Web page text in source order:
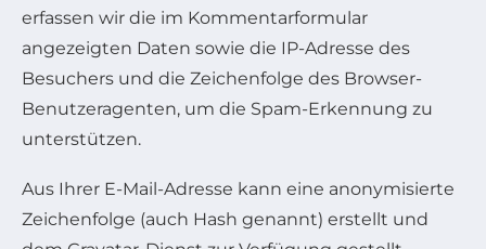
erfassen wir die im Kommentarformular
angezeigten Daten sowie die IP-Adresse des
Besuchers und die Zeichenfolge des Browser-
Benutzeragenten, um die Spam-Erkennung zu
unterstützen.
Aus Ihrer E-Mail-Adresse kann eine anonymisierte
Zeichenfolge (auch Hash genannt) erstellt und